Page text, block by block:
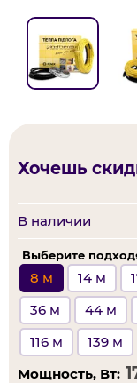
Хочешь
В наличии
Выберите
8 м 14 м
36 м
44 м
116 м
139 м
Мощность, Вт: